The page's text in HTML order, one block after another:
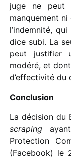
juge ne peut
manque­ment
l’indemnité,
dice subi. La
peut justi­fier
modéré, et
d’effectivité du
Conclusion
La déci­sion du
scra­ping
Protection
(Facebook) le